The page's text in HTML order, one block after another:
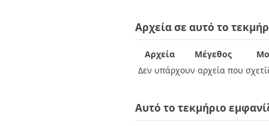
Αρχεία σε αυτό το
Αρχεία Μέγεθος
Δεν υπάρχουν αρχεία που
Αυτό το τεκμήριο